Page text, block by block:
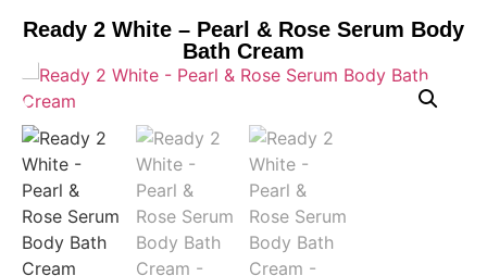
Ready 2 White – Pearl & Rose Serum Body
Bath Cream